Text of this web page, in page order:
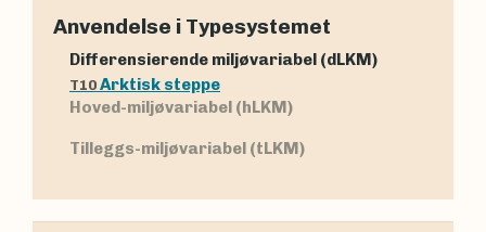
Anvendelse i Typesystemet
Differensierende miljøvariabel (dLKM)
T10 Arktisk steppe
Hoved-miljøvariabel (hLKM)
Tilleggs-miljøvariabel (tLKM)